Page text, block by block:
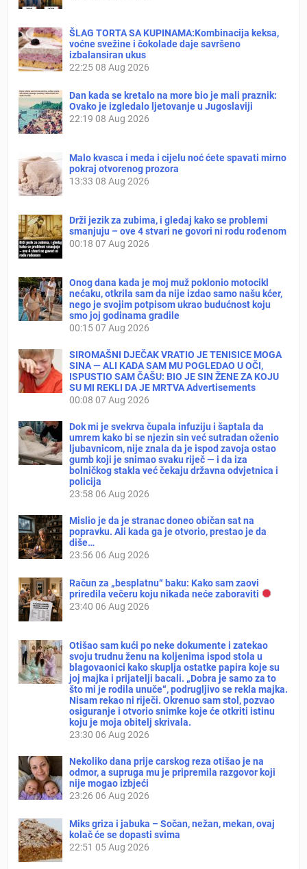
ŠLAG TORTA SA KUPINAMA:Kombinacija keksa,
voćne svežine i čokolade daje savršeno
izbalansiran ukus
22:2508 Aug 2026
Dan kada se kretalo na more bio je mali praznik:
Ovako je izgledalo ljetovanje u Jugoslaviji
22:19 08 Aug 2026
Malo kvasca i meda i cijelu noć ćete spavati mirno
pokraj otvorenog prozora
13:33 08 Aug 2026
Drži jezik za zubima, i gledaj kako se problemi
smanjuju – ove 4 stvari ne govori ni rodu rođenom
00:18 07 Aug 2026
Onog dana kada je moj muž poklonio motocikl
nećaku, otkrila sam da nije izdao samo našu kćer,
nego je svojim potpisom ukrao budućnost koju
smo joj godinama gradile
00:1507 Aug 2026
SIROMAŠNI DJEČAK VRATIO JE TENISICE MOGA
SINA — ALI KADA SAM MU POGLEDAO U OČI,
ISPUSTIO SAM ČAŠU: BIO JE SIN ŽENE ZA KOJU
SU MI REKLI DA JE MRTVA Advertisements
00:08 07 Aug 2026
Dok mi je svekrva čupala infuziju i šaptala da
umrem kako bi se njezin sin već sutradan oženio
ljubavnicom, nije znala da je ispod zavoja ostao
gumb koji je snimao svaku riječ — i da iza
bolničkog stakla već čekaju državna odvjetnica i
policija
23:58 06 Aug 2026
Mislio je da je stranac doneo običan sat na
popravku. Ali kada ga je otvorio, prestao je da
diše…
23:56 06 Aug 2026
Račun za „besplatnu“ baku: Kako sam zaovi
priredila večeru koju nikada neće zaboraviti
23:40 06 Aug 2026
Otišao sam kući po neke dokumente i zatekao
svoju trudnu ženu na koljenima ispod stola u
blagovaonici kako skuplja ostatke papira koje su
joj majka i prijatelji bacali. „Dobra je samo za to
što mi je rodila unuče“, podrugljivo se rekla majka.
Nisam rekao ni riječi. Okrenuo sam stol, pozvao
osiguranje i otvorio snimke koje će otkriti istinu
koju je moja obitelj skrivala.
23:30 06 Aug 2026
Nekoliko dana prije carskog reza otišao je na
odmor, a supruga mu je pripremila razgovor koji
nije mogao izbjeći
23:26 06 Aug 2026
Miks griza i jabuka – Sočan, nežan, mekan, ovaj
kolač će se dopasti svima
22:51 05 Aug 2026